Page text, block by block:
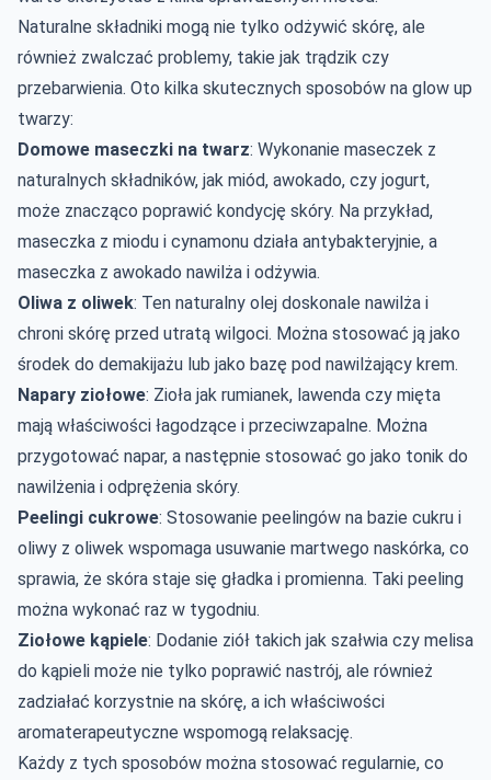
Naturalne składniki mogą nie tylko odżywić skórę, ale
również zwalczać problemy, takie jak trądzik czy
przebarwienia. Oto kilka skutecznych sposobów na glow up
twarzy:
Domowe maseczki na twarz: Wykonanie maseczek z
naturalnych składników, jak miód, awokado, czy jogurt,
może znacząco poprawić kondycję skóry. Na przykład,
maseczka z miodu i cynamonu działa antybakteryjnie, a
maseczka z awokado nawilża i odżywia.
Oliwa z oliwek: Ten naturalny olej doskonale nawilża i
chroni skórę przed utratą wilgoci. Można stosować ją jako
środek do demakijażu lub jako bazę pod nawilżający krem.
Napary ziołowe: Zioła jak rumianek, lawenda czy mięta
mają właściwości łagodzące i przeciwzapalne. Można
przygotować napar, a następnie stosować go jako tonik do
nawilżenia i odprężenia skóry.
Peelingi cukrowe: Stosowanie peelingów na bazie cukru i
oliwy z oliwek wspomaga usuwanie martwego naskórka, co
sprawia, że skóra staje się gładka i promienna. Taki peeling
można wykonać raz w tygodniu.
Ziołowe kąpiele: Dodanie ziół takich jak szałwia czy melisa
do kąpieli może nie tylko poprawić nastrój, ale również
zadziałać korzystnie na skórę, a ich właściwości
aromaterapeutyczne wspomogą relaksację.
Każdy z tych sposobów można stosować regularnie, co